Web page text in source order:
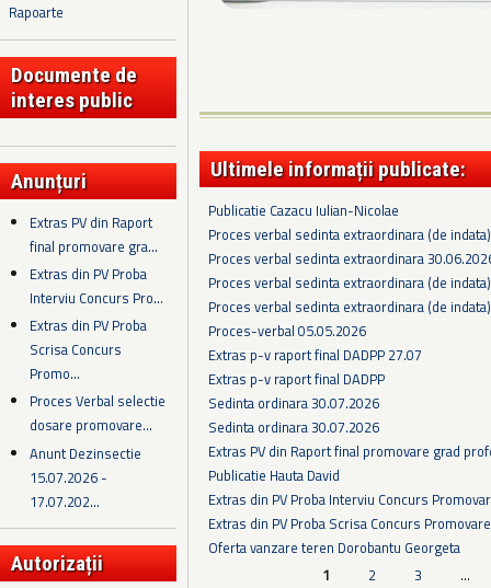
Rapoarte
Documente de
interes public
Anunțuri
Extras PV din Raport
final promovare gra...
Extras din PV Proba
Interviu Concurs Pro...
Extras din PV Proba
Scrisa Concurs
Promo...
Proces Verbal selectie
dosare promovare...
Anunt Dezinsectie
15.07.2026 -
17.07.202...
Autorizații
Ultimele informații publicate:
Publicatie Cazacu Iulian-Nicolae
Proces verbal sedinta extraordinara (de
Proces verbal sedinta extraordinara
Proces verbal sedinta extraordinara (de
Proces verbal sedinta extraordinara (de
Proces-verbal 05.05.2026
Extras p-v raport final DADPP 27.07
Extras p-v raport final DADPP
Sedinta ordinara 30.07.2026
Sedinta ordinara 30.07.2026
Extras PV din Raport final promovare grad
Publicatie Hauta David
Extras din PV Proba Interviu Concurs
Extras din PV Proba Scrisa Concurs
Oferta vanzare teren Dorobantu Georgeta
1 2 3 …